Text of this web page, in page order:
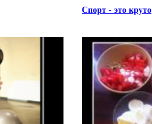
Спорт - это круто